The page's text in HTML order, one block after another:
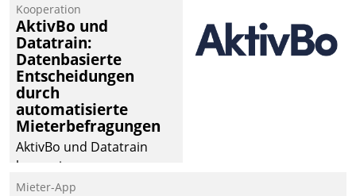
operativen
Instandhaltung in die
SAP-Systemlandschaft
deutscher
Wohnungsunternehmen
– und beschleunigt damit
den Weg vom
Mieteranliegen zum
Kooperation
AktivBo und
Datatrain:
Datenbasierte
Entscheidungen
durch
automatisierte
Mieterbefragungen
AktivBo und Datatrain
kooperieren –
Immobilienunternehmen
Mieter-App